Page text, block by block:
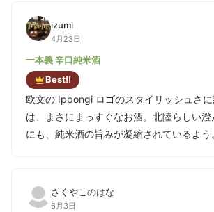
izumi
4月23日
一本義 辛口純米酒
Best!!
欧文の Ippongi ロゴのスタイリッシュさ
は、まさにまっすぐなお酒。北陸らしい澄
にも、純米酒の旨みが凝縮されているよう
さくやこのはな
6月3日